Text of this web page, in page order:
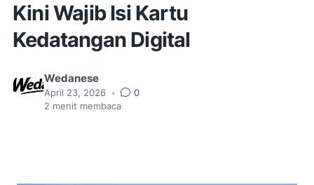
Kini Wajib Isi Kartu
Kedatangan Digital
Wedanese
April 23, 2026 •
0
2 menit membaca